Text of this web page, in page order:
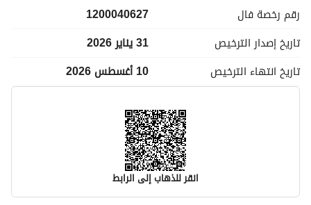
رقم رخصة فال
1200040627
تاريخ إصدار الترخيص
31 يناير 2026
تاريخ انتهاء الترخيص 10 أغسطس 2026
انقر للذهاب إلى الرابط